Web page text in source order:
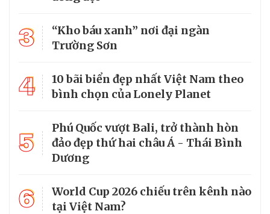
3
“Kho báu xanh” nơi đại ngàn
Trường Sơn
4
10 bãi biển đẹp nhất Việt Nam theo
bình chọn của Lonely Planet
5
Phú Quốc vượt Bali, trở thành hòn
đảo đẹp thứ hai châu Á - Thái Bình
Dương
6
World Cup 2026 chiếu trên kênh nào
tại Việt Nam?